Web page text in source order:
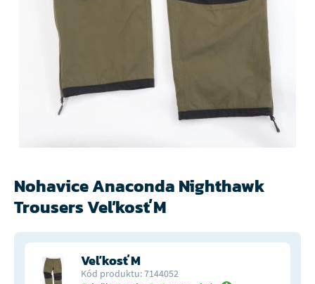
Nohavice Anaconda Nighthawk
Trousers Veľkosť M
Veľkosť M
Kód produktu: 7144052